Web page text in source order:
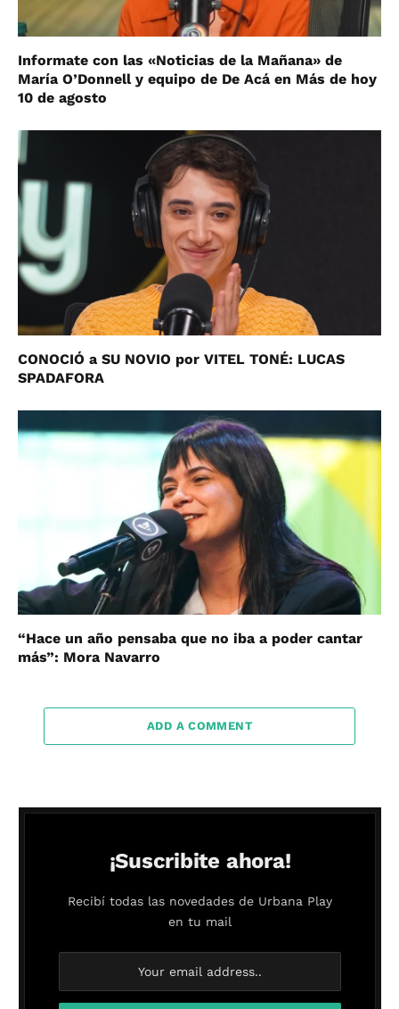
Informate con las «Noticias de la Mañana» de
María O’Donnell y equipo de De Acá en Más de hoy
10 de agosto
CONOCIÓ a SU NOVIO por VITEL TONÉ: LUCAS
SPADAFORA
“Hace un año pensaba que no iba a poder cantar
más”: Mora Navarro
ADD A COMMENT
¡Suscribite ahora!
Recibí todas las novedades de Urbana Play
en tu mail